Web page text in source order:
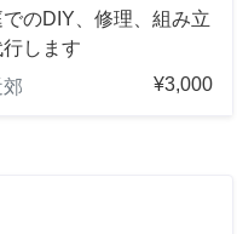
のDIY、修理、組み立
します
¥3,000